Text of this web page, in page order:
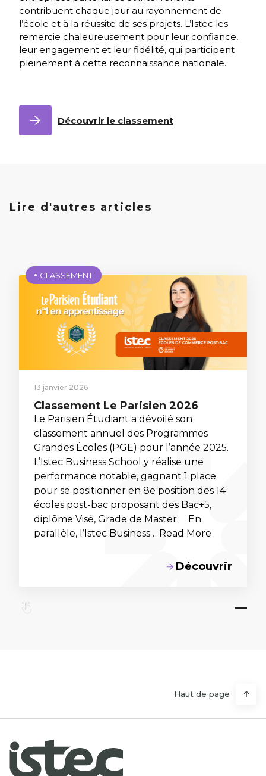
contribuent chaque jour au rayonnement de
l’école et à la réussite de ses projets. L’Istec les
remercie chaleureusement pour leur confiance,
leur engagement et leur fidélité, qui participent
pleinement à cette reconnaissance nationale.
Découvrir le classement
Lire d'autres articles
CLASSEMENT
13 janvier 2026
Classement Le Parisien 2026
Le Parisien Étudiant a dévoilé son
classement annuel des Programmes
Grandes Écoles (PGE) pour l’année 2025.
L’Istec Business School y réalise une
performance notable, gagnant 1 place
pour se positionner en 8e position des 14
écoles post-bac proposant des Bac+5,
diplôme Visé, Grade de Master. En
parallèle, l’Istec Business… Read More
Découvrir
Haut de page